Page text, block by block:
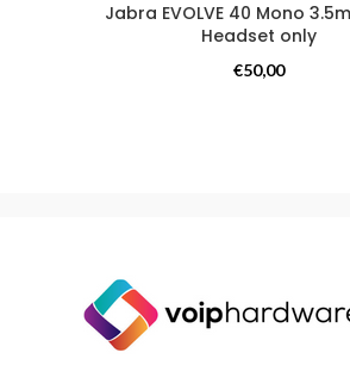
Jabra EVOLVE 40 Mono
Headset only
Headsets
€50,00